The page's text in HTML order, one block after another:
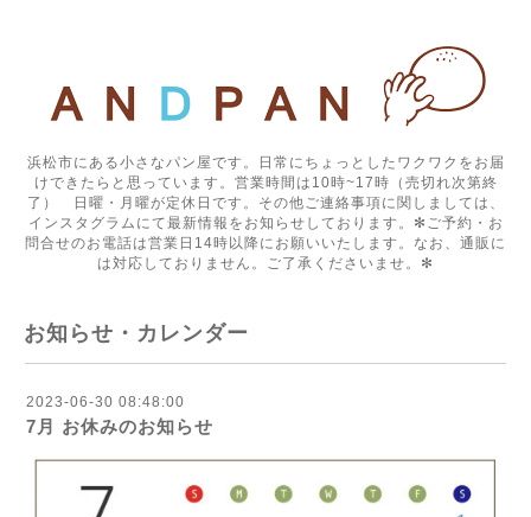
浜松市にある小さなパン屋です。日常にちょっとしたワクワクをお届
けできたらと思っています。営業時間は10時~17時（売切れ次第終
了） 日曜・月曜が定休日です。その他ご連絡事項に関しましては、
インスタグラムにて最新情報をお知らせしております。✻ご予約・お
問合せのお電話は営業日14時以降にお願いいたします。なお、通販に
は対応しておりません。ご了承くださいませ。✻
お知らせ・カレンダー
2023-06-30 08:48:00
7月 お休みのお知らせ